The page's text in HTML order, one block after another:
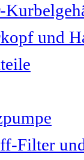
und
Filter